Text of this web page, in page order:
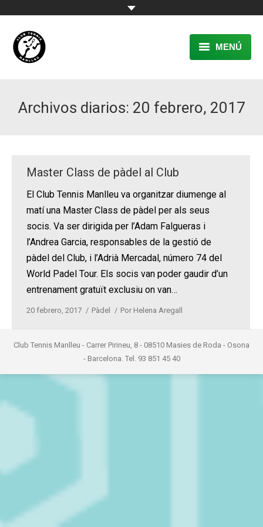
MENÚ
RESERVA
CONTACTE
Archivos diarios: 20 febrero, 2017
Master Class de pàdel al Club
El Club Tennis Manlleu va organitzar diumenge al
matí una Master Class de pàdel per als seus
socis. Va ser dirigida per l’Adam Falgueras i
l’Andrea Garcia, responsables de la gestió de
pàdel del Club, i l’Adrià Mercadal, número 74 del
World Padel Tour. Els socis van poder gaudir d’un
entrenament gratuït exclusiu on van…
20 febrero, 2017 Pàdel Por Helena Aregall
Club Tennis Manlleu - Carrer Pirineu, 8 - 08510 Masies de Roda - Osona
- Barcelona. Tel. 93 851 45 40